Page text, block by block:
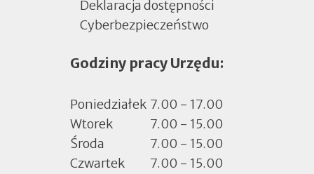
Deklaracja dostępności
Cyberbezpieczeństwo
w
zakładce
Godziny pracy Urzędu:
Poniedziałek 7.00 - 17.00
Wtorek
7.00 - 15.00
Środa
7.00 - 15.00
Czwartek
7.00 - 15.00